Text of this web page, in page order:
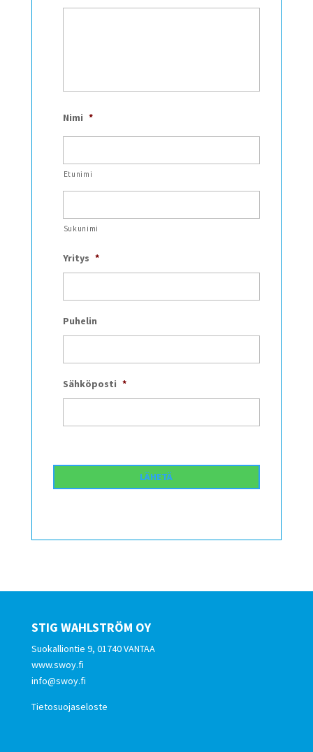
Nimi *
Etunimi
Sukunimi
Yritys *
Puhelin
Sähköposti *
STIG WAHLSTRÖM OY
Suokalliontie 9, 01740 VANTAA
www.swoy.fi
info@swoy.fi
Tietosuojaseloste